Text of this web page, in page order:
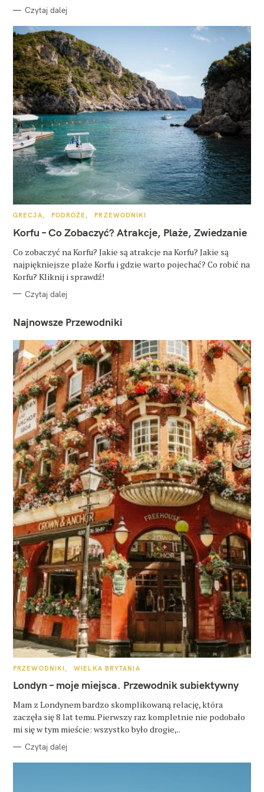
Czytaj dalej
K
T
E
O
R
I
GRECJA PODRÓŻE PRZEWODNIKI
Korfu – Co Zobaczyć? Atrakcje, Plaże, Zwiedzanie
Co zobaczyć na Korfu? Jakie są atrakcje na Korfu? Jakie są
najpiękniejsze plaże Korfu i gdzie warto pojechać? Co robić na
Korfu? Kliknij i sprawdź!
Czytaj dalej
Najnowsze Przewodniki
K
T
E
O
R
I
PRZEWODNIKI WIELKA BRYTANIA
Londyn – moje miejsca. Przewodnik subiektywny
Mam z Londynem bardzo skomplikowaną relację, która
zaczęła się 8 lat temu. Pierwszy raz kompletnie nie podobało
mi się w tym mieście: wszystko było drogie,..
Czytaj dalej